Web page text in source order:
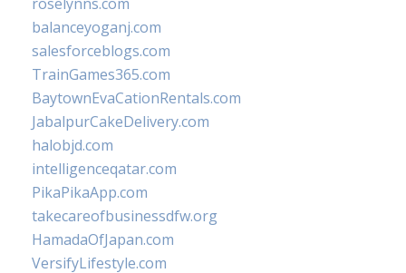
balanceyoganj.com
salesforceblogs.com
TrainGames365.com
BaytownEvaCationRentals.com
JabalpurCakeDelivery.com
halobjd.com
intelligenceqatar.com
PikaPikaApp.com
takecareofbusinessdfw.org
HamadaOfJapan.com
VersifyLifestyle.com